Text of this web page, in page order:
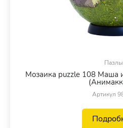
Пазлы
Мозаика puzzle 108 Маша
Артикул